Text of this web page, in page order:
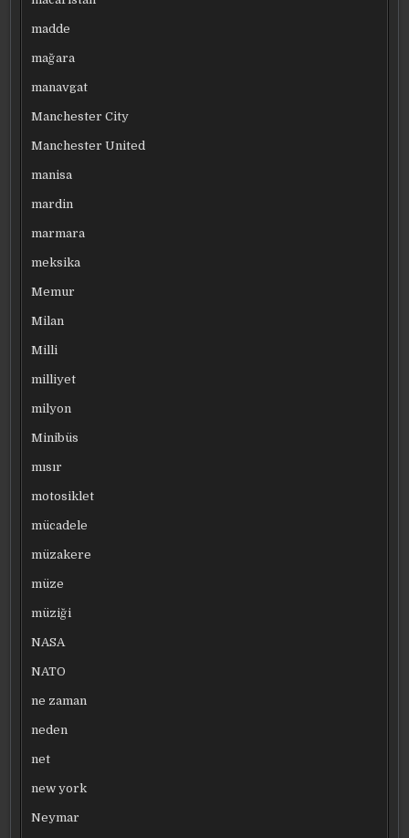
madde
mağara
manavgat
Manchester City
Manchester United
manisa
mardin
marmara
meksika
Memur
Milan
Milli
milliyet
milyon
Minibüs
mısır
motosiklet
mücadele
müzakere
müze
müziği
NASA
NATO
ne zaman
neden
net
new york
Neymar